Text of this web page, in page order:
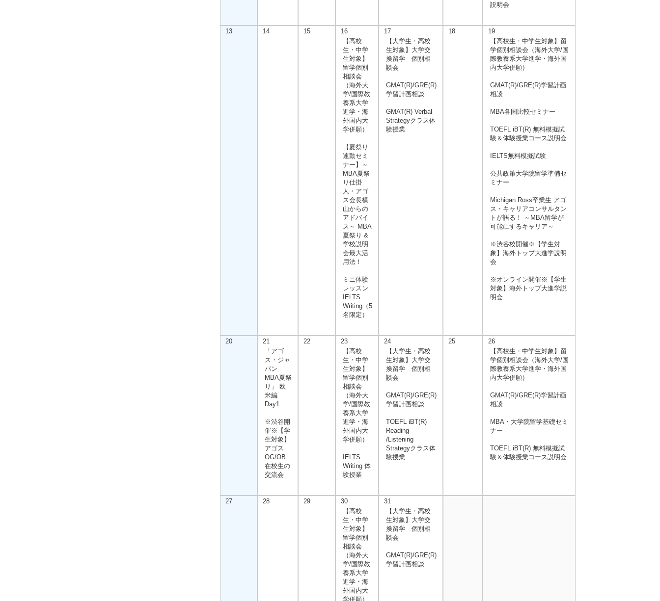
説明会
13 14 15
16
【高校
生・中学
生対象】
留学個別
相談会
（海外大
学/国際教
養系大学
進学・海
外国内大
学併願）
【夏祭り
連動セミ
ナー】～
MBA夏祭
り仕掛
人・アゴ
ス会長横
山からの
アドバイ
ス～ MBA
夏祭り &
学校説明
会最大活
用法！
ミニ体験
レッスン
IELTS
Writing（5
名限定）
17
【大学生・高校
生対象】大学交
換留学 個別相
談会
GMAT(R)/GRE(R)
学習計画相談
GMAT(R) Verbal
Strategyクラス体
験授業
18
19
【高校生・中学生対象】留
学個別相談会（海外大学/国
際教養系大学進学・海外国
内大学併願）
GMAT(R)/GRE(R)学習計画
相談
MBA各国比較セミナー
TOEFL iBT(R) 無料模擬試
験＆体験授業コース説明会
IELTS無料模擬試験
公共政策大学院留学準備セ
ミナー
Michigan Ross卒業生 アゴ
ス・キャリアコンサルタン
トが語る！ ～MBA留学が
可能にするキャリア～
※渋谷校開催※【学生対
象】海外トップ大進学説明
会
※オンライン開催※【学生
対象】海外トップ大進学説
明会
20
21
「アゴ
ス・ジャ
パン
MBA夏祭
り」 欧
米編
Day1
※渋谷開
催※【学
生対象】
アゴス
OG/OB
在校生の
交流会
22
23
【高校
生・中学
生対象】
留学個別
相談会
（海外大
学/国際教
養系大学
進学・海
外国内大
学併願）
IELTS
Writing 体
験授業
24
【大学生・高校
生対象】大学交
換留学 個別相
談会
GMAT(R)/GRE(R)
学習計画相談
TOEFL iBT(R)
Reading
/Listening
Strategyクラス体
験授業
25
26
【高校生・中学生対象】留
学個別相談会（海外大学/国
際教養系大学進学・海外国
内大学併願）
GMAT(R)/GRE(R)学習計画
相談
MBA・大学院留学基礎セミ
ナー
TOEFL iBT(R) 無料模擬試
験＆体験授業コース説明会
27 28 29
30
【高校
生・中学
生対象】
留学個別
相談会
（海外大
学/国際教
養系大学
進学・海
外国内大
学併願）
31
【大学生・高校
生対象】大学交
換留学 個別相
談会
GMAT(R)/GRE(R)
学習計画相談